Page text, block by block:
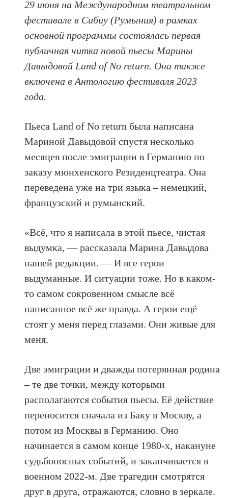
29 июня на Международном театральном
фестивале в Сибиу (Румыния) в рамках
основной программы состоялась первая
публичная читка новой пьесы Марины
Давыдовой Land of No return. Она также
включена в Антологию фестиваля 2023
года.
Пьеса Land of No return была написана
Мариной Давыдовой спустя несколько
месяцев после эмиграции в Германию по
заказу мюнхенского Резиденцтеатра. Она
переведена уже на три языка – немецкий,
французский и румынский.
«Всё, что я написала в этой пьесе, чистая
выдумка, — рассказала Марина Давыдова
нашей редакции. — И все герои
выдуманные. И ситуации тоже. Но в каком-
то самом сокровенном смысле всё
написанное всё же правда. А герои ещё
стоят у меня перед глазами. Они живые для
меня.
Две эмиграции и дважды потерянная родина
– те две точки, между которыми
располагаются события пьесы. Её действие
переносится сначала из Баку в Москву, а
потом из Москвы в Германию. Оно
начинается в самом конце 1980-х, накануне
судьбоносных событий, и заканчивается в
военном 2022-м. Две трагедии смотрятся
друг в друга, отражаются, словно в зеркале.